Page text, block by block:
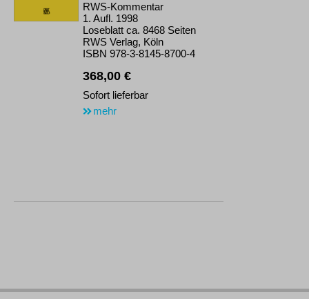
RWS-Kommentar
1. Aufl. 1998
Loseblatt ca. 8468 Seiten
RWS Verlag, Köln
ISBN 978-3-8145-8700-4
368,00 €
Sofort lieferbar
mehr